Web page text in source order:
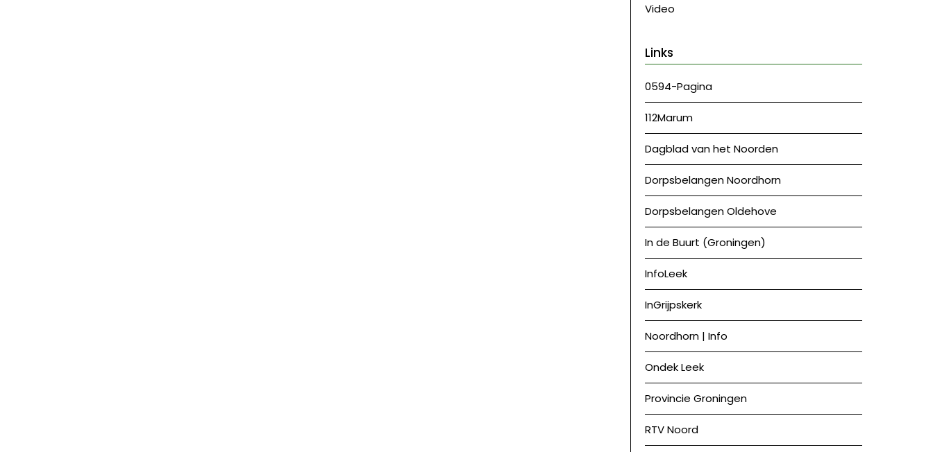
Video
Links
0594-Pagina
112Marum
Dagblad van het Noorden
Dorpsbelangen Noordhorn
Dorpsbelangen Oldehove
In de Buurt (Groningen)
InfoLeek
InGrijpskerk
Noordhorn | Info
Ondek Leek
Provincie Groningen
RTV Noord